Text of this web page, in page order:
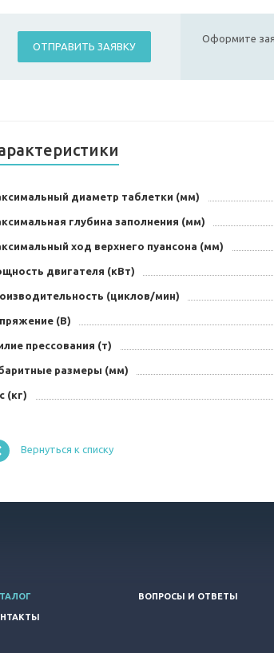
ОТПРАВИТЬ ЗАЯВКУ
Оформите
диаметр таблетки (мм)
глубина заполнения (мм)
ход верхнего пуансона (мм)
двигателя (кВт)
(циклов/мин)
(В)
прессования (т)
размеры (мм)
(кг)
Вернуться к списку
ВОПРОСЫ И ОТВЕТЫ